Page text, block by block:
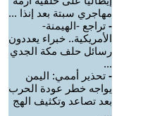
مهاجري سبتة بعد إنذا ...
- تراجع -الهيمنة-
الأمريكية.. خبراء يعددون
رسائل حلف مكة الجدي
...
- تحذير أممي: اليمن
يواجه خطر عودة الحرب
بعد تصاعد وتكثيف الهج
...